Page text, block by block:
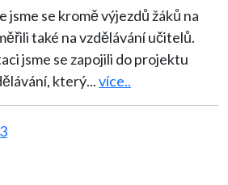
jsme se kromě výjezdů žáků na
také na vzdělávání učitelů.
jsme se zapojili do projektu
který...více..